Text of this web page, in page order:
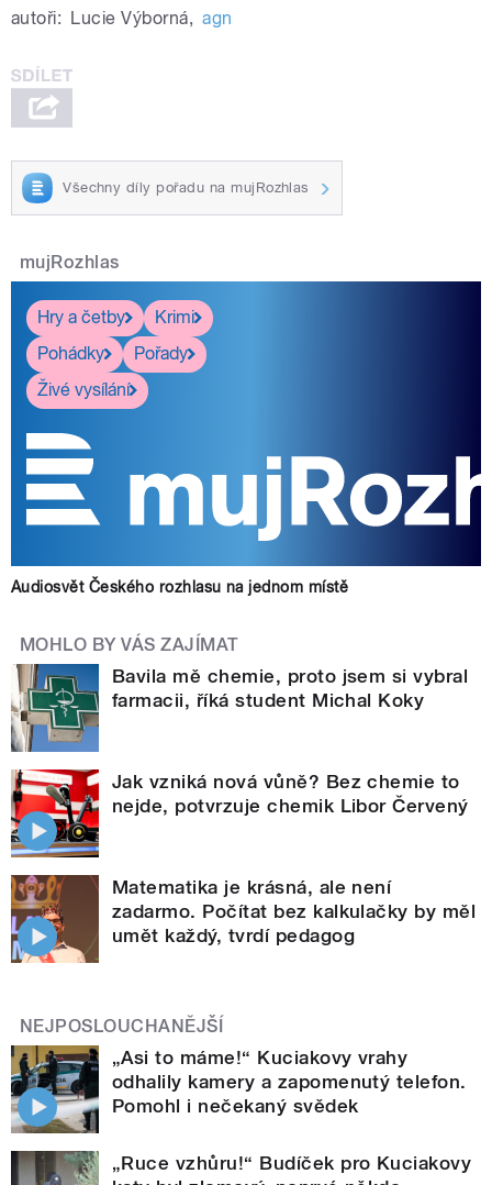
autoři: Lucie Výborná, agn
Všechny díly pořadu na mujRozhlas
mujRozhlas
Hry a četby
Krimi
Pohádky
Pořady
Živé vysílání
Audiosvět Českého rozhlasu na jednom místě
MOHLO BY VÁS ZAJÍMAT
Bavila mě chemie, proto jsem si vybral
farmacii, říká student Michal Koky
Jak vzniká nová vůně? Bez chemie to
nejde, potvrzuje chemik Libor Červený
Matematika je krásná, ale není
zadarmo. Počítat bez kalkulačky by měl
umět každý, tvrdí pedagog
NEJPOSLOUCHANĚJŠÍ
„Asi to máme!“ Kuciakovy vrahy
odhalily kamery a zapomenutý telefon.
Pomohl i nečekaný svědek
„Ruce vzhůru!“ Budíček pro Kuciakovy